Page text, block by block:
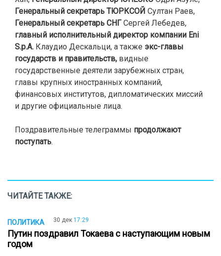
Генеральный секретарь ТЮРКСОЙ Султан Раев,
Генеральный секретарь СНГСергей Лебедев,
главный исполнительный директор компании Eni
S.p.A. Клаудио Дескальци, а также экс-главы
государств и правительств, видные
государственные деятели зарубежных стран,
главы крупных иностранных компаний,
финансовых институтов, дипломатических миссий
и другие официальные лица.
Поздравительные телеграммы продолжают
поступать.
ЧИТАЙТЕ ТАКЖЕ:
ПОЛИТИКА 30 дек 17:29
Путин поздравил Токаева с наступающим новым
годом